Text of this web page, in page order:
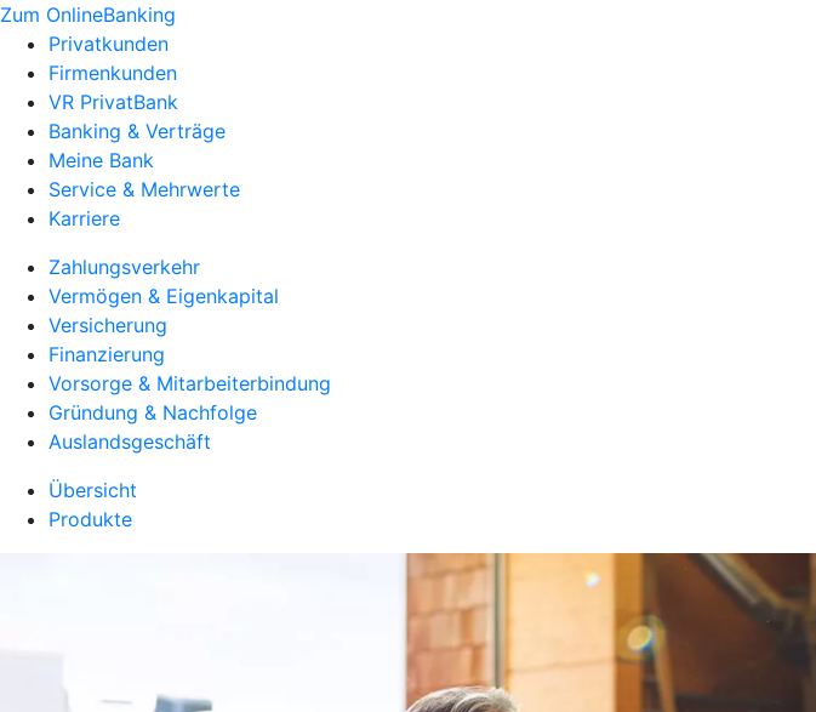
Zum OnlineBanking
Privatkunden
Firmenkunden
VR PrivatBank
Banking & Verträge
Meine Bank
Service & Mehrwerte
Karriere
Zahlungsverkehr
Vermögen & Eigenkapital
Versicherung
Finanzierung
Vorsorge & Mitarbeiterbindung
Gründung & Nachfolge
Auslandsgeschäft
Übersicht
Produkte